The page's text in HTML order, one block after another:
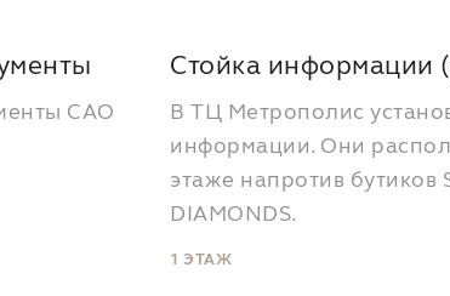
САО
Стойка информации
В ТЦ Метрополис
информации. Они
этаже напротив бутиков
DIAMONDS.
1 ЭТАЖ